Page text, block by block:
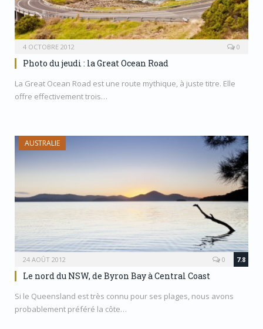
4 OCTOBRE 2012 0
Photo du jeudi : la Great Ocean Road
La Great Ocean Road est une route mythique, à juste titre. Elle
offre effectivement trois…
AUSTRALIE
24 AOÛT 2012 7.8
0
Le nord du NSW, de Byron Bay à Central Coast
Si le Queensland est très connu pour ses plages, nous avons
probablement préféré la côte…